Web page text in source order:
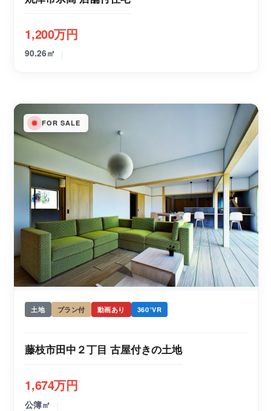
1,200万円
90.26㎡
FOR SALE
土地 プラン付 動画あり 360°VR
藤枝市田中２丁目 古屋付きの土地
1,674万円
公簿㎡